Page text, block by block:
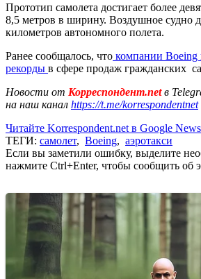
Прототип самолета достигает более
8,5 метров в ширину. Воздушное судно
километров автономного полета.
Ранее сообщалось, что компании
рекорды в сфере продаж гражданских
Новости от Корреспондент.netв
на наш канал https://t.me/korrespondentnet
Читайте Korrespondent.net в Google News
ТЕГИ: самолет, Boeing, аэротакси
Если вы заметили ошибку, выделите
нажмите Ctrl+Enter, чтобы сообщить об